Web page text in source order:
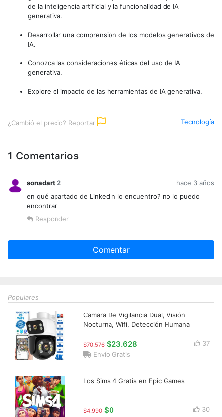
de la inteligencia artificial y la funcionalidad de IA
generativa.
Desarrollar una comprensión de los modelos generativos de
IA.
Conozca las consideraciones éticas del uso de IA
generativa.
Explore el impacto de las herramientas de IA generativa.
¿Cambió el precio? Reportar Tecnología
1 Comentarios
sonadart 2
hace 3 años
en qué apartado de LinkedIn lo encuentro? no lo puedo
encontrar
Responder
Comentar
Populares
Camara De Vigilancia Dual, Visión
Nocturna, Wifi, Detección Humana
$70.576 $23.628
37
Envío Gratis
Los Sims 4 Gratis en Epic Games
$4.990 $0 30